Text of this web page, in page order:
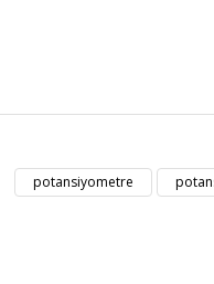
resmi kalitesiz, bozuk veya
potansiyometre